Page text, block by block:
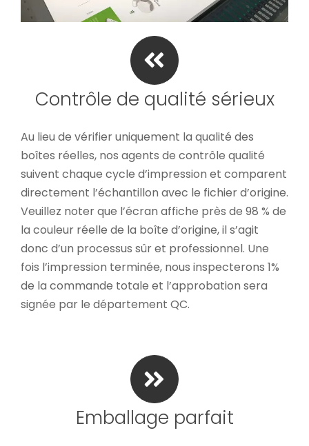
Contrôle de qualité sérieux
Au lieu de vérifier uniquement la qualité des
boîtes réelles, nos agents de contrôle qualité
suivent chaque cycle d’impression et comparent
directement l’échantillon avec le fichier d’origine.
Veuillez noter que l’écran affiche près de 98 % de
la couleur réelle de la boîte d’origine, il s’agit
donc d’un processus sûr et professionnel. Une
fois l’impression terminée, nous inspecterons 1%
de la commande totale et l’approbation sera
signée par le département QC.
Emballage parfait